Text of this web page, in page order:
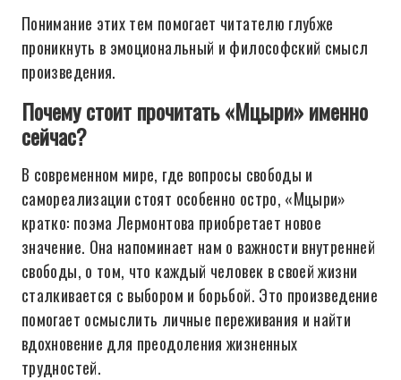
Понимание этих тем помогает читателю глубже
проникнуть в эмоциональный и философский смысл
произведения.
Почему стоит прочитать «Мцыри» именно
сейчас?
В современном мире, где вопросы свободы и
самореализации стоят особенно остро, «Мцыри»
кратко: поэма Лермонтова приобретает новое
значение. Она напоминает нам о важности внутренней
свободы, о том, что каждый человек в своей жизни
сталкивается с выбором и борьбой. Это произведение
помогает осмыслить личные переживания и найти
вдохновение для преодоления жизненных
трудностей.